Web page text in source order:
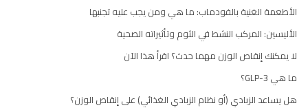
الأطعمة الغنية بالفودماب: ما هي ومن يجب عليه تجنبها
الأليسين: المركب النشط في الثوم وتأثيراته الصحية
لا يمكنك إنقاص الوزن مهما حدث؟ اقرأ هذا الآن
ما هي GLP-3؟
هل يساعد الزبادي (أو نظام الزبادي الغذائي) على إنقاص الوزن؟